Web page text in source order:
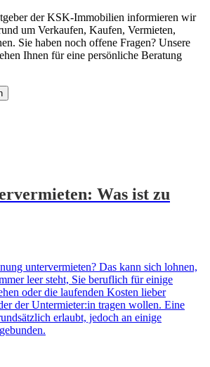
der KSK-Immobilien informieren wir
um Verkaufen, Kaufen, Vermieten,
Sie haben noch offene Fragen? Unsere
Ihnen für eine persönliche Beratung
Was ist zu
untervermieten? Das kann sich lohnen,
leer steht, Sie beruflich für einige
oder die laufenden Kosten lieber
der Untermieter:in tragen wollen. Eine
erlaubt, jedoch an einige